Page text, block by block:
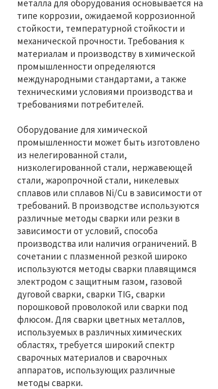
металла для оборудования основывается на
типе коррозии, ожидаемой коррозионной
стойкости, температурной стойкости и
механической прочности. Требования к
материалам и производству в химической
промышленности определяются
международными стандартами, а также
техническими условиями производства и
требованиями потребителей.
Оборудование для химической
промышленности может быть изготовлено
из нелегированной стали,
низколегированной стали, нержавеющей
стали, жаропрочной стали, никелевых
сплавов или сплавов Ni/Cu в зависимости от
требований. В производстве используются
различные методы сварки или резки в
зависимости от условий, способа
производства или наличия ограничений. В
сочетании с плазменной резкой широко
используются методы сварки плавящимся
электродом с защитным газом, газовой
дуговой сварки, сварки TIG, сварки
порошковой проволокой или сварки под
флюсом. Для сварки цветных металлов,
используемых в различных химических
областях, требуется широкий спектр
сварочных материалов и сварочных
аппаратов, использующих различные
методы сварки.